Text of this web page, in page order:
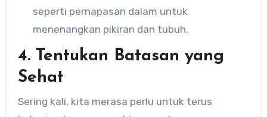
seperti pernapasan dalam untuk
menenangkan pikiran dan tubuh.
4. Tentukan Batasan yang
Sehat
Sering kali, kita merasa perlu untuk terus